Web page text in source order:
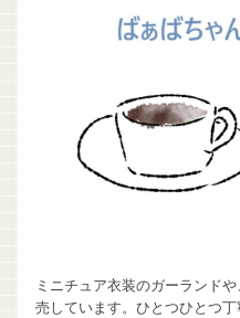
ミニチュア衣装のガーランド
売しています。ひとつひとつ